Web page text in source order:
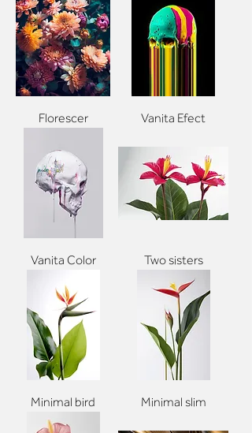
Florescer Vanita Efect
Vanita Color Two sisters
Minimal bird Minimal slim